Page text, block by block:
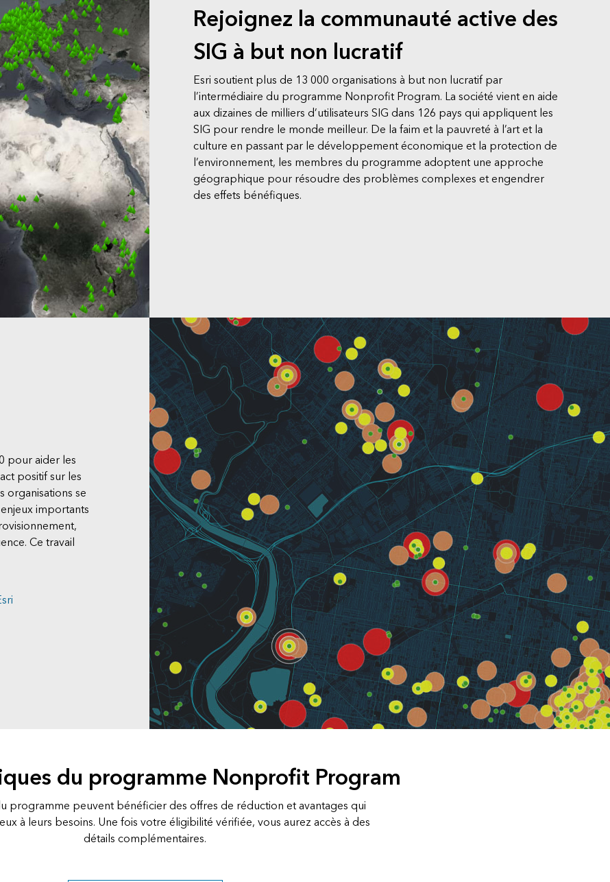
Rejoignez la communauté active des
SIG à but non lucratif
Esri soutient plus de 13 000 organisations à but non lucratif par
l’intermédiaire du programme Nonprofit Program. La société vient en aide
aux dizaines de milliers d’utilisateurs SIG dans 126 pays qui appliquent les
SIG pour rendre le monde meilleur. De la faim et la pauvreté à l’art et la
culture en passant par le développement économique et la protection de
l’environnement, les membres du programme adoptent une approche
géographique pour résoudre des problèmes complexes et engendrer
des effets bénéfiques.
pour aider les
positif sur les
organisations se
importants
Ce travail
du programme Nonprofit Program
programme peuvent bénéficier des offres de réduction et avantages qui
à leurs besoins. Une fois votre éligibilité vérifiée, vous aurez accès à des
détails complémentaires.